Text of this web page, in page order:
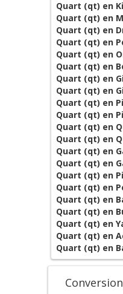
Quart (qt) en
Quart (qt) en
Quart (qt) en
Quart (qt) en
Quart (qt) en
Quart (qt) en
Quart (qt) en
Quart (qt) en
Quart (qt) en
Quart (qt) en
Quart (qt) en
Quart (qt) en
Quart (qt) en
Quart (qt) en
Quart (qt) en
Quart (qt) en
Quart (qt) en
Quart (qt) en
Quart (qt) en
Quart (qt) en
Quart (qt) en